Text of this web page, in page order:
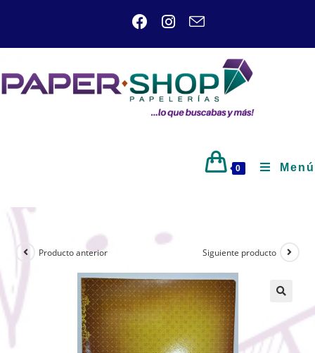
0 Menú
Producto anterior Siguiente producto